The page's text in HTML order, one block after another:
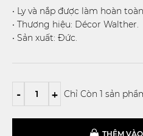
• Ly và nắp được làm hoàn
• Thương hiệu: Décor Walther.
• Sản xuất: Đức.
- + Chỉ Còn 1 sản
THÊM